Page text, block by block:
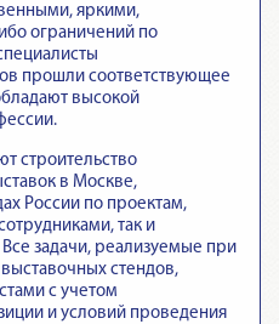
яркими,
ограничений по
прошли соответствующее
высокой
строительство
в Москве,
России по проектам,
так и
задачи, реализуемые при
стендов,
с учетом
и условий проведения